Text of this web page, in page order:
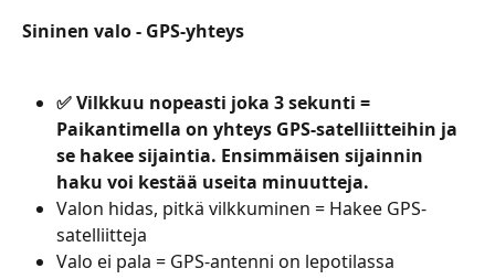
Sininen valo - GPS-yhteys
✅ Vilkkuu nopeasti joka 3 sekunti =
Paikantimella on yhteys GPS-satelliitteihin ja
se hakee sijaintia. Ensimmäisen sijainnin
haku voi kestää useita minuutteja.
Valon hidas, pitkä vilkkuminen = Hakee GPS-
satelliitteja
Valo ei pala = GPS-antenni on lepotilassa